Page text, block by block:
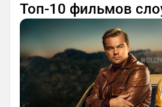
Топ-10 фильмов